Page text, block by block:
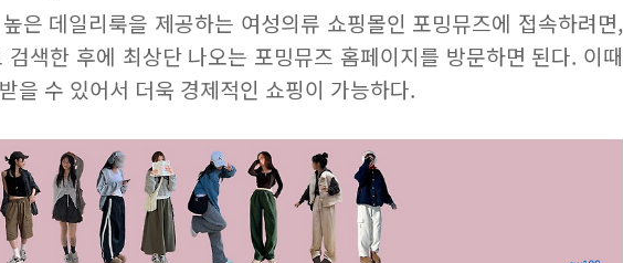
은 데일리룩을 제공하는 여성의류 쇼핑몰인 포밍뮤즈에 접속하려면,
색한 후에 최상단 나오는 포밍뮤즈 홈페이지를 방문하면 된다. 이때
을 수 있어서 더욱 경제적인 쇼핑이 가능하다.